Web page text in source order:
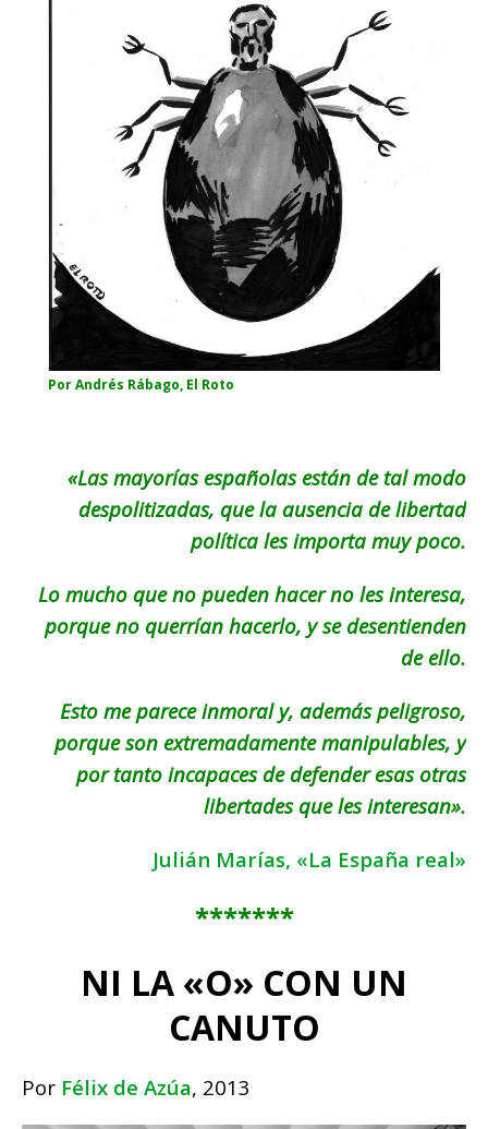
Por Andrés Rábago, El Roto
«Las mayorías españolas están de tal modo
despolitizadas, que la ausencia de libertad
política les importa muy poco.
Lo mucho que no pueden hacer no les interesa,
porque no querrían hacerlo, y se desentienden
de ello.
Esto me parece inmoral y, además peligroso,
porque son extremadamente manipulables, y
por tanto incapaces de defender esas otras
libertades que les interesan».
Julián Marías, «La España real»
*******
NI LA «O» CON UN
CANUTO
Por Félix de Azúa, 2013